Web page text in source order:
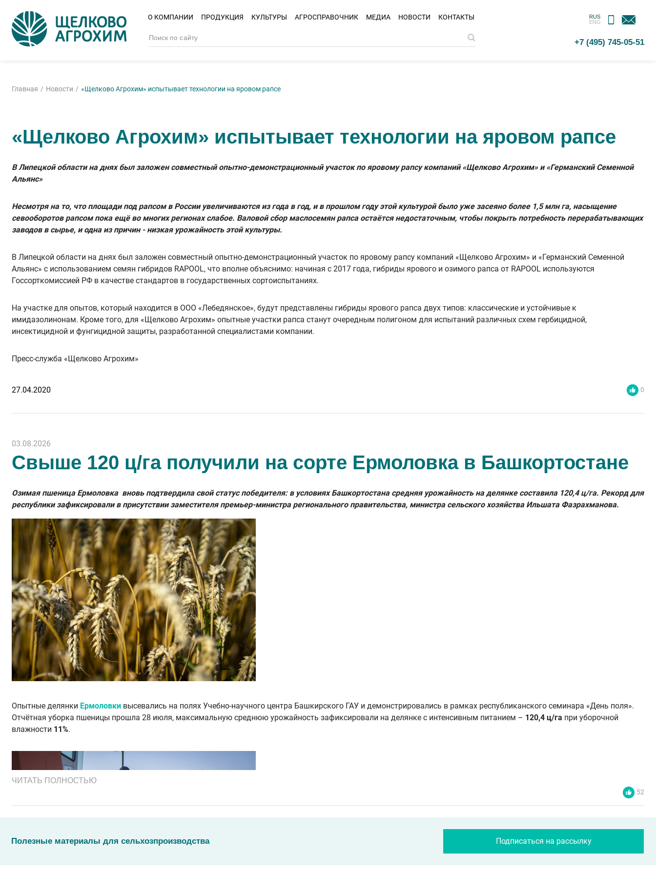
О КОМПАНИИ ПРОДУКЦИЯ КУЛЬТУРЫ АГРОСПРАВОЧНИК МЕДИА НОВОСТИ КОНТАКТЫ
RUS
ENG
МОБИЛЬНОЕ
ПРИЛОЖЕНИЕ
ОБРАТНАЯ
СВЯЗЬ
+7 (495) 745-05-51
Главная Новости «Щелково Агрохим» испытывает технологии на яровом рапсе
«Щелково Агрохим» испытывает технологии на яровом рапсе
В Липецкой области на днях был заложен совместный опытно-демонстрационный участок по яровому рапсу компаний «Щелково Агрохим» и «Германский Семенной
Альянс»
Несмотря на то, что площади под рапсом в России увеличиваются из года в год, и в прошлом году этой культурой было уже засеяно более 1,5 млн га, насыщение
севооборотов рапсом пока ещё во многих регионах слабое. Валовой сбор маслосемян рапса остаётся недостаточным, чтобы покрыть потребность перерабатывающих
заводов в сырье, и одна из причин - низкая урожайность этой культуры.
В Липецкой области на днях был заложен совместный опытно-демонстрационный участок по яровому рапсу компаний «Щелково Агрохим» и «Германский Семенной
Альянс» с использованием семян гибридов RAPOOL, что вполне объяснимо: начиная с 2017 года, гибриды ярового и озимого рапса от RAPOOL используются
Госсорткомиссией РФ в качестве стандартов в государственных сортоиспытаниях.
На участке для опытов, который находится в ООО «Лебедянское», будут представлены гибриды ярового рапса двух типов: классические и устойчивые к
имидазолинонам. Кроме того, для «Щелково Агрохим» опытные участки рапса станут очередным полигоном для испытаний различных схем гербицидной,
инсектицидной и фунгицидной защиты, разработанной специалистами компании.
Пресс-служба «Щелково Агрохим»
27.04.2020 0
03.08.2026
Свыше 120 ц/га получили на сорте Ермоловка в Башкортостане
Озимая пшеница Ермоловка вновь подтвердила свой статус победителя: в условиях Башкортостана средняя урожайность на делянке составила 120,4 ц/га. Рекорд для
республики зафиксировали в присутствии заместителя премьер-министра регионального правительства, министра сельского хозяйства Ильшата Фазрахманова.
Опытные делянки Ермоловки высевались на полях Учебно-научного центра Башкирского ГАУ и демонстрировались в рамках республиканского семинара «День поля».
Отчётная уборка пшеницы прошла 28 июля, максимальную среднюю урожайность зафиксировали на делянке с интенсивным питанием – 120,4 ц/га при уборочной
влажности 11%.
ЧИТАТЬ ПОЛНОСТЬЮ
52
Полезные материалы для сельхозпроизводства Подписаться на рассылку